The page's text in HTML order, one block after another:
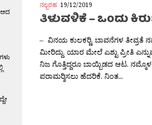
ನಲ್ಬರಹ 19/12/2019
ತಿಳುವಳಿಕೆ – ಒಂದು
– ವಿನಯ ಕುಲಕರ‍್ಣಿ. ಬಾವನೆಗಳ ತೀವ್ರತೆ
ಮೀರಿದ್ದು. ಯಾರ ಮೇಲೆ ಎಶ್ಟು ಪ್ರೀತಿ ಎನ್ನುವ
ನಿಜ ಗೊತ್ತಿದ್ದರೂ ಬಾಯ್ಬಿಡದ ಆಟ.
ಪರಾಮರ‍್ಶಿಸಲು ಹೆದರಿಕೆ. ನಿಂತ...
ಆದ